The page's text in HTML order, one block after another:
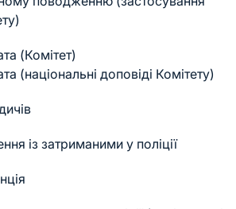
(Комітет)
(національні доповіді Комітету)
із затриманими у поліції